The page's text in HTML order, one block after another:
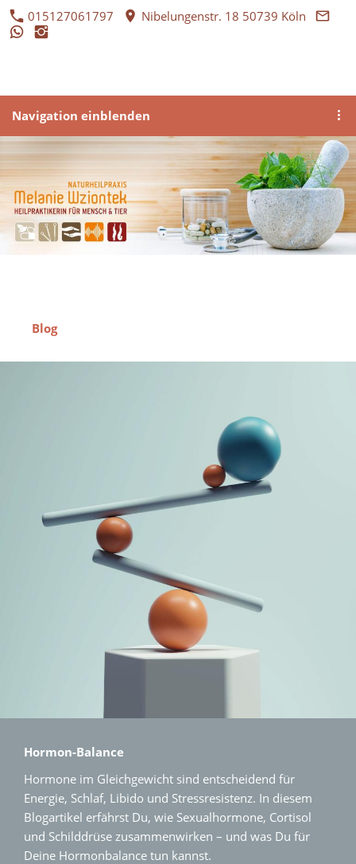
015127061797 Nibelungenstr. 18 50739 Köln
Navigation einblenden
Blog
Hormon-Balance
Hormone im Gleichgewicht sind entscheidend für
Energie, Schlaf, Libido und Stressresistenz. In diesem
Blogartikel erfährst Du, wie Sexualhormone, Cortisol
und Schilddrüse zusammenwirken – und was Du für
Deine Hormonbalance tun kannst.